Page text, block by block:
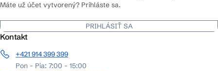
Máte už účet vytvorený? Prihláste sa.
PRIHLÁSIŤ SA
Kontakt
+421 914 399 399
Pon - Pia: 7:00 - 15:00